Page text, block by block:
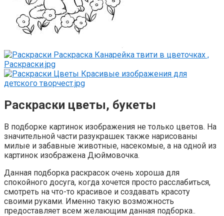
Раскраски цветы, букеты
В подборке картинок изображения не только цветов. На
значительной части разукрашек также нарисованы
милые и забавные животные, насекомые, а на одной из
картинок изображена Дюймовочка.
Данная подборка раскрасок очень хороша для
спокойного досуга, когда хочется просто расслабиться,
смотреть на что-то красивое и создавать красоту
своими руками. Именно такую возможность
предоставляет всем желающим данная подборка..